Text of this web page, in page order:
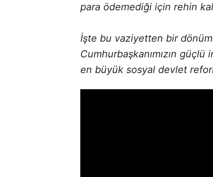
para ödemediği için rehin
İşte bu vaziyetten bir
Cumhurbaşkanımızın
en büyük sosyal devlet